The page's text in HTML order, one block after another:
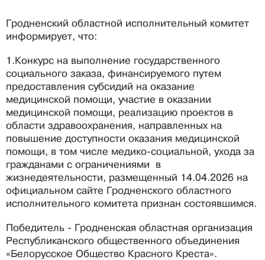
Гродненский областной исполнительный комитет
информирует, что:
1.Конкурс на выполнение государственного
социального заказа, финансируемого путем
предоставления субсидий на оказание
медицинской помощи, участие в оказании
медицинской помощи, реализацию проектов в
области здравоохранения, направленных на
повышение доступности оказания медицинской
помощи, в том числе медико-социальной, ухода за
гражданами с ограничениями в
жизнедеятельности, размещенный 14.04.2026 на
официальном сайте Гродненского областного
исполнительного комитета признан состоявшимся.
Победитель - Гродненская областная организация
Республиканского общественного объединения
«Белорусское Общество Красного Креста».